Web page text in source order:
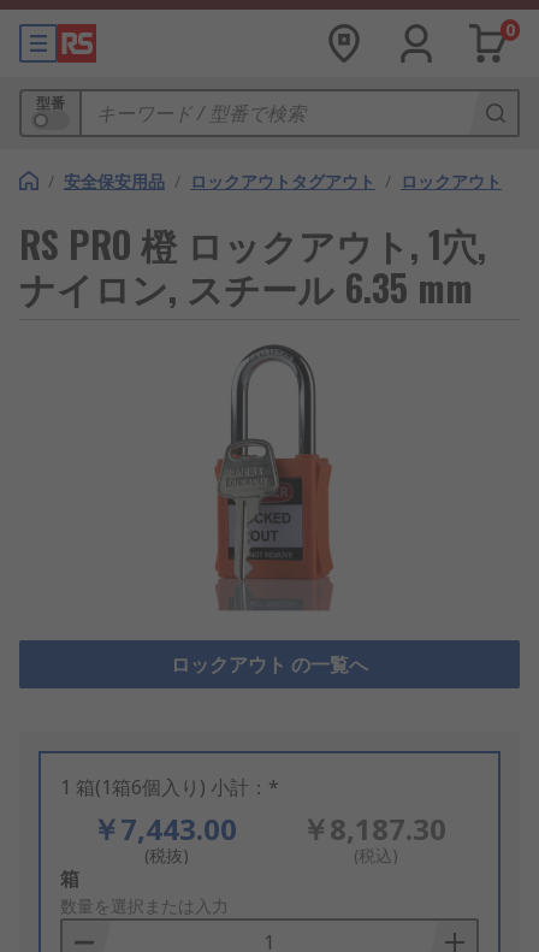
0
型番
/ 安全保安用品 / ロックアウトタグアウト / ロックアウト
RS PRO 橙 ロックアウト, 1穴,
ナイロン, スチール 6.35 mm
ロックアウト の一覧へ
1 箱(1箱6個入り) 小計：*
￥7,443.00
(税抜)
￥8,187.30
(税込)
Add
to
Basket
箱
数量を選択または入力